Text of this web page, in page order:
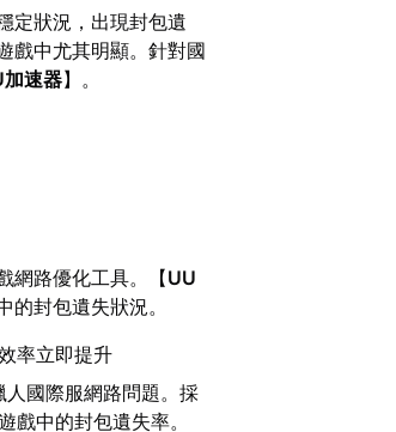
定狀況，出現封包遺
戲中尤其明顯。針對國
加速器】。
網路優化工具。【UU
封包遺失狀況。
率立即提升
國際服網路問題。採
戲中的封包遺失率。